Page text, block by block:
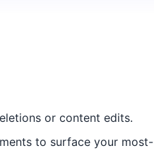
or content edits.
to surface your most-